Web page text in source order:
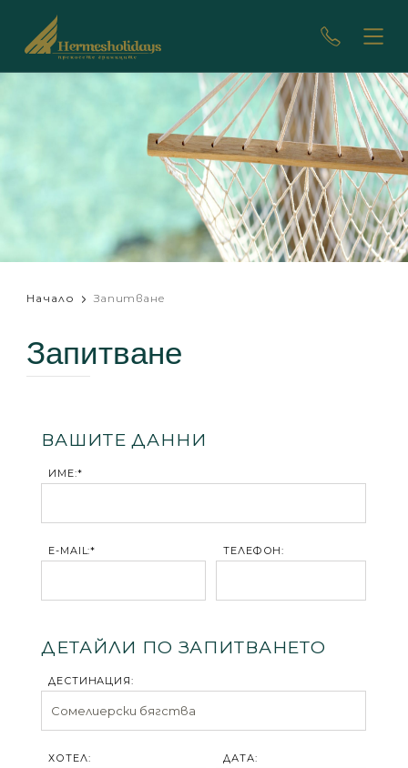
Начало Запитване
Запитване
ВАШИТЕ ДАННИ
ИМЕ:*
E-MAIL:* ТЕЛЕФОН:
ДЕТАЙЛИ ПО ЗАПИТВАНЕТО
ДЕСТИНАЦИЯ:
ХОТЕЛ: ДАТА: